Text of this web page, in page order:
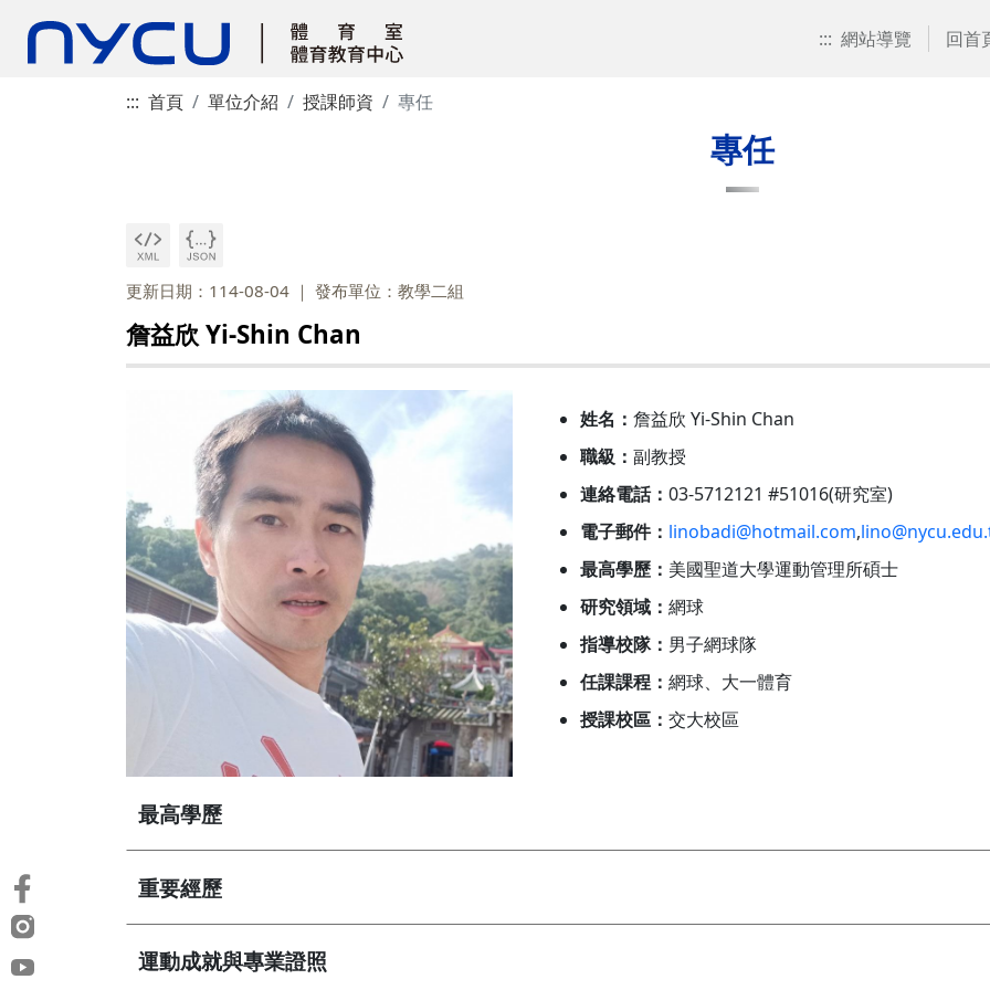
::: 網站導覽 回首
::: 首頁 單位介紹 授課師資 專任
專任
更新日期：114-08-04 發布單位：教學二組
詹益欣 Yi-Shin Chan
姓名： 詹益欣 Yi-Shin Chan
職級： 副教授
連絡電話： 03-5712121 #51016(研究室)
電子郵件： linobadi@hotmail.com,
最高學歷： 美國聖道大學運動管理所碩士
研究領域： 網球
指導校隊： 男子網球隊
任課課程： 網球、大一體育
授課校區： 交大校區
最高學歷
重要經歷
運動成就與專業證照